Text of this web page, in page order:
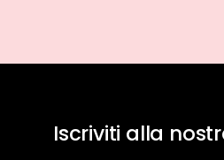
Iscriviti alla